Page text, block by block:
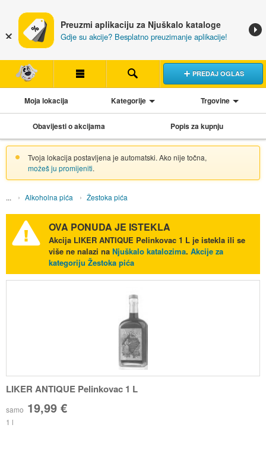
Preuzmi aplikaciju za Njuškalo kataloge
Gdje su akcije? Besplatno preuzimanje aplikacije!
PREDAJ OGLAS
Moja lokacija Kategorije Trgovine
Obavijesti o akcijama Popis za kupnju
Tvoja lokacija postavljena je automatski. Ako nije točna,
možeš ju promijeniti.
Alkoholna pića Žestoka pića
OVA PONUDA JE ISTEKLA
Akcija LIKER ANTIQUE Pelinkovac 1 Lje istekla ili se
više ne nalazi na Njuškalo katalozima. Akcije za
kategoriju Žestoka pića
LIKER ANTIQUE Pelinkovac 1 L
samo 19,99 €
1 l